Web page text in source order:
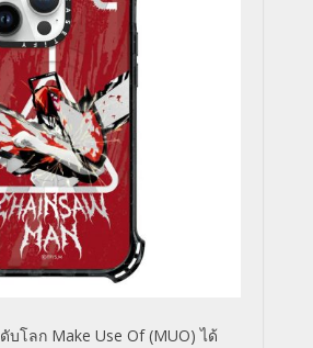
บโลก Make Use Of (MUO) ได้